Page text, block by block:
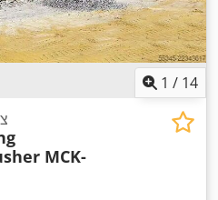
1 / 14
MCK-